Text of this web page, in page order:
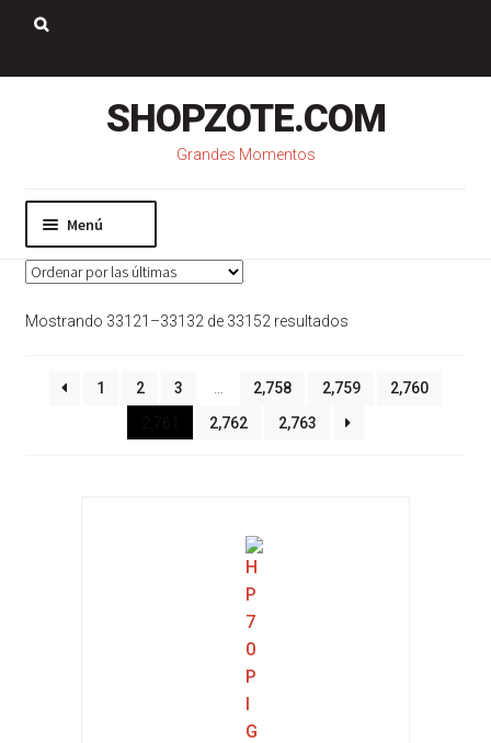
Saltar
navegación
Ir
contenido
SHOPZOTE.COM
Grandes Momentos
Menú
Inicio
Mi cuenta
Pago
Mostrando 33121–33132 de 33152 resultadosSorted
1
2 3 … 2,758 2,759
2,760
2,761
2,762 2,763